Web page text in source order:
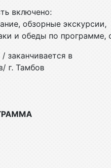
включено:
обзорные экскурсии,
и обеды по программе,
заканчивается в
г. Тамбов